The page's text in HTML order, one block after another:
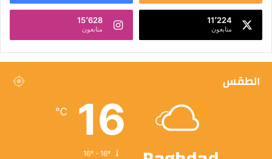
11٬224
متابعون
15٬628
متابعون
الطقس
16
℃